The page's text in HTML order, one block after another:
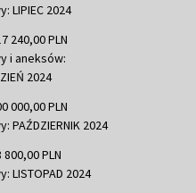
LIPIEC 2024
240,00 PLN
i aneksów:
2024
000,00 PLN
PAŹDZIERNIK 2024
PLN
LISTOPAD 2024